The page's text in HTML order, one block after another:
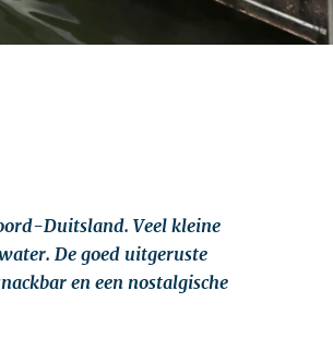
Duitsland. Veel kleine
De goed uitgeruste
en een nostalgische